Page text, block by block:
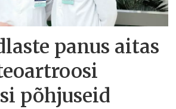
panus aitas
põhjuseid